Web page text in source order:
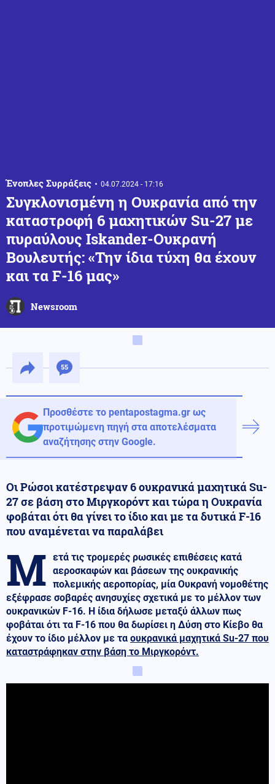
Ένοπλες Συρράξεις 04.07.2024 - 17:16
Συγκλονισμένη η Ουκρανία από την
καταστροφή 6 μαχητικών Su-27 με
πυραύλους Iskander-Ουκρανή
Βουλευτής: «Την ίδια τύχη θα έχουν
και τα F-16 μας»
Newsroom
55
Προσθέστε το pentapostagma.gr ως
προτιμώμενη πηγή στα αποτελέσματα
αναζήτησης στην Google.
Οι Ρώσοι κατέστρεψαν 6 ουκρανικά μαχητικά Su-
27 σε βάση στο Μιργκορόντ και τώρα η Ουκρανία
φοβάται ότι θα γίνει το ίδιο και με τα δυτικά F-16
που αναμένεται να παραλάβει
Μ ετά τις τρομερές ρωσικές επιθέσεις κατά
αεροσκαφών και βάσεων της ουκρανικής
πολεμικής αεροπορίας, μία Ουκρανή νομοθέτης
εξέφρασε σοβαρές ανησυχίες σχετικά με το μέλλον των
ουκρανικών F-16. Η ίδια δήλωσε μεταξύ άλλων πως
φοβάται ότι τα F-16 που θα δωρίσει η Δύση στο Κίεβο θα
έχουν το ίδιο μέλλον με τα ουκρανικά μαχητικά Su-27 που
καταστράφηκαν στην βάση το Μιργκορόντ.